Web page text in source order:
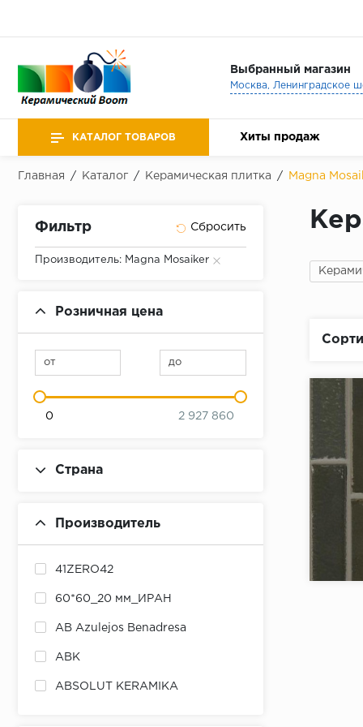
Выбранный магазин
КАТАЛОГ ТОВАРОВ Хиты продаж
Главная / Каталог / Керамическая плитка / Magna
Фильтр
Производитель: Magna Mosaiker
Розничная цена
от до
0 2 927 860
Страна
Производитель
41ZERO42
60*60_20 мм_ИРАН
AB Azulejos Benadresa
ABK
ABSOLUT KERAMIKA